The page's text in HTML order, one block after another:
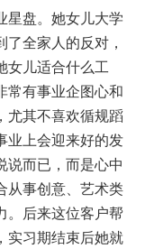
星盘。她女儿大学
全家人的反对，
女儿适合什么工
常有事业企图心和
尤其不喜欢循规蹈
业上会迎来好的发
说而已，而是心中
从事创意、艺术类
。后来这位客户帮
实习期结束后她就